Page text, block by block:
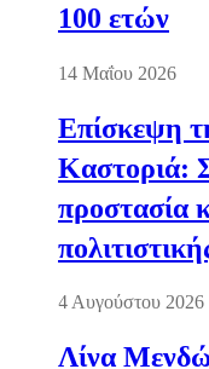
100 ετών
14 Μαΐου 2026
Επίσκεψη
Καστοριά:
προστασία
4 Αυγούστου 2026
Λίνα